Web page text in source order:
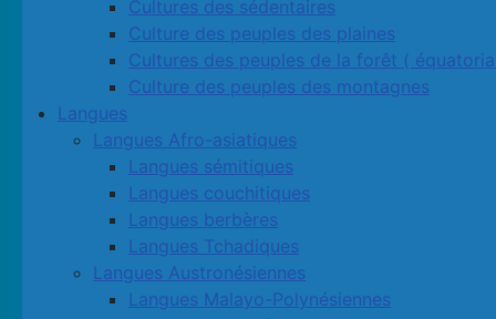
Cultures des sédentaires
Culture des peuples des plaines
Cultures des peuples de la forêt (
Culture des peuples des montagnes
Langues
Langues Afro-asiatiques
Langues sémitiques
Langues couchitiques
Langues berbères
Langues Tchadiques
Langues Austronésiennes
Langues Malayo-Polynésiennes